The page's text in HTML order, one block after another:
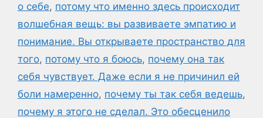
о себе, потому что именно здесь происходит
волшебная вещь: вы развиваете эмпатию и
понимание. Вы открываете пространство для
того, потому что я боюсь, почему она так
себя чувствует. Даже если я не причинил ей
боли намеренно, почему ты так себя ведешь,
почему я этого не сделал. Это обесценило